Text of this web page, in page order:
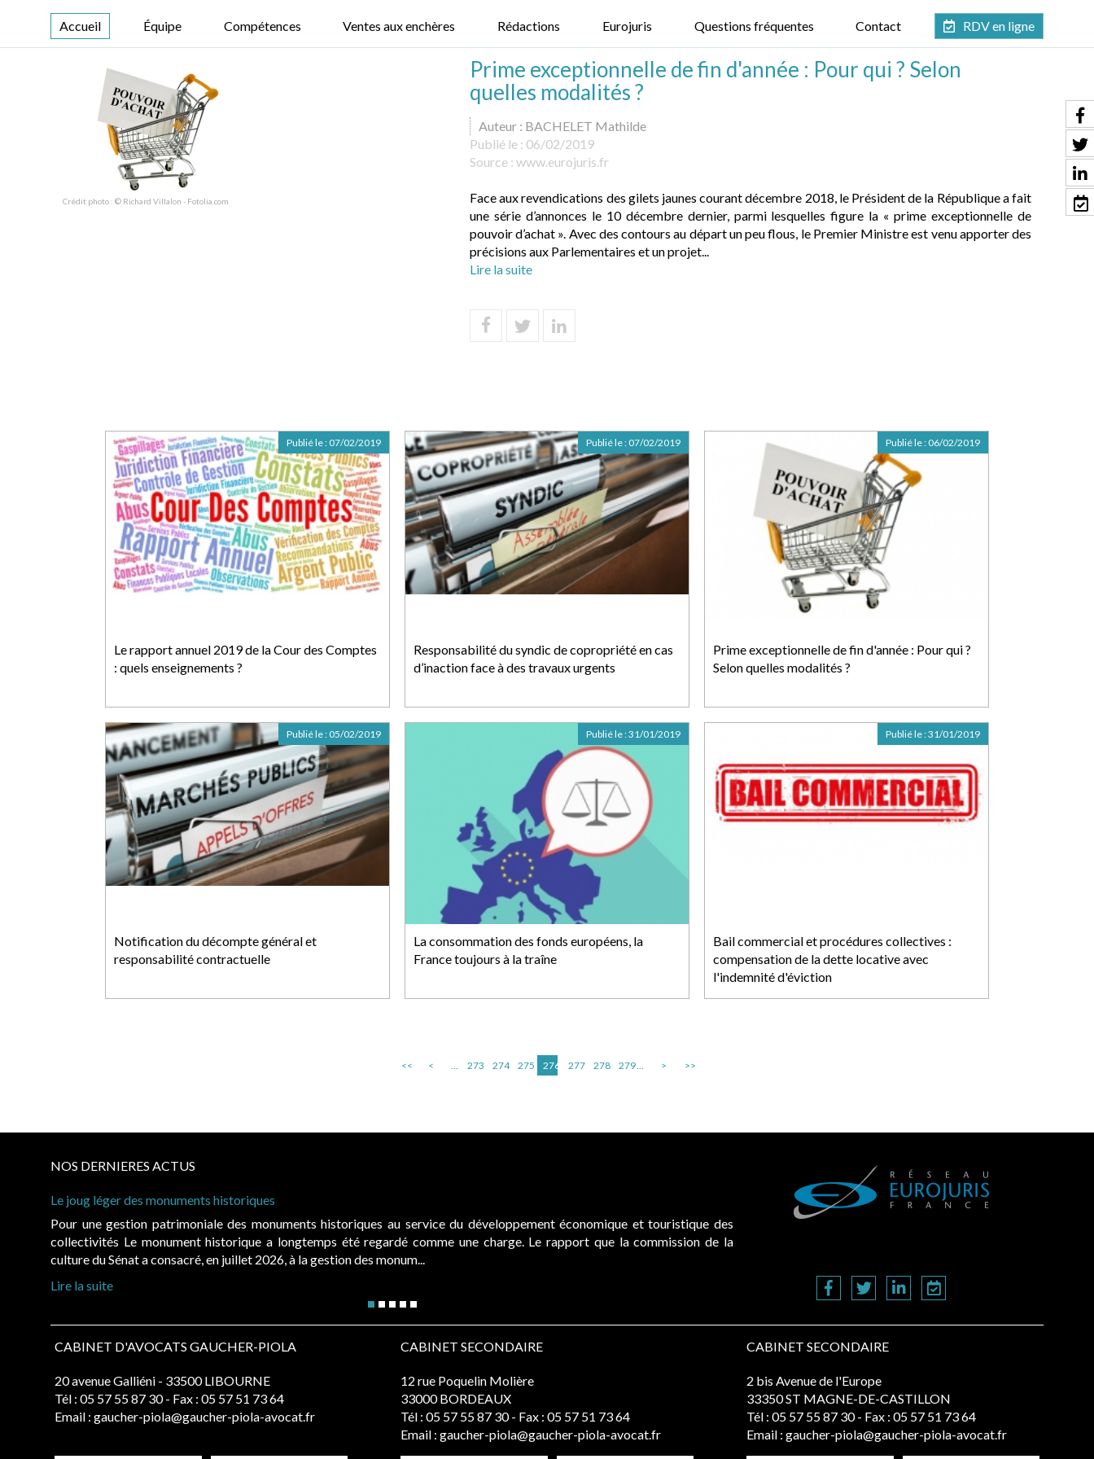
Accueil Équipe Compétences Ventes aux enchères Rédactions Eurojuris Questions fréquentes Contact RDV en ligne
Crédit photo : © Richard Villalon - Fotolia.com
Prime exceptionnelle de fin d'année : Pour qui ? Selon
quelles modalités ?
Auteur : BACHELET Mathilde
Publié le : 06/02/2019
Source : www.eurojuris.fr
Face aux revendications des gilets jaunes courant décembre 2018, le Président de la République a fait
une série d’annonces le 10 décembre dernier, parmi lesquelles figure la « prime exceptionnelle de
pouvoir d’achat ». Avec des contours au départ un peu flous, le Premier Ministre est venu apporter des
précisions aux Parlementaires et un projet...
Lire la suite
Le rapport annuel 2019 de la Cour des Comptes
: quels enseignements ?
Publié le : 07/02/2019
Responsabilité du syndic de copropriété en cas
d’inaction face à des travaux urgents
Publié le : 07/02/2019
Prime exceptionnelle de fin d'année : Pour qui ?
Selon quelles modalités ?
Publié le : 06/02/2019
Notification du décompte général et
responsabilité contractuelle
Publié le : 05/02/2019
La consommation des fonds européens, la
France toujours à la traîne
Publié le :31/01/2019
Bail commercial et procédures collectives :
compensation de la dette locative avec
l'indemnité d'éviction
Publié le :31/01/2019
<< < ... 273 274 275 276 277 278 279... > >>
NOS DERNIERES ACTUS
Le joug léger des monuments historiques
Pour une gestion patrimoniale des monuments historiques au service du développement économique et touristique des
collectivités Le monument historique a longtemps été regardé comme une charge. Le rapport que la commission de la
culture du Sénat a consacré, en juillet 2026, à la gestion des monum...
Lire la suite
CABINET D'AVOCATS GAUCHER-PIOLA
20 avenue Galliéni - 33500 LIBOURNE
Tél : 05 57 55 87 30 - Fax : 05 57 51 73 64
Email : gaucher-piola@gaucher-piola-avocat.fr
CABINET SECONDAIRE
12 rue Poquelin Molière
33000 BORDEAUX
Tél : 05 57 55 87 30 - Fax : 05 57 51 73 64
Email : gaucher-piola@gaucher-piola-avocat.fr
CABINET SECONDAIRE
2 bis Avenue de l'Europe
33350 ST MAGNE-DE-CASTILLON
Tél : 05 57 55 87 30 - Fax : 05 57 51 73 64
Email : gaucher-piola@gaucher-piola-avocat.fr